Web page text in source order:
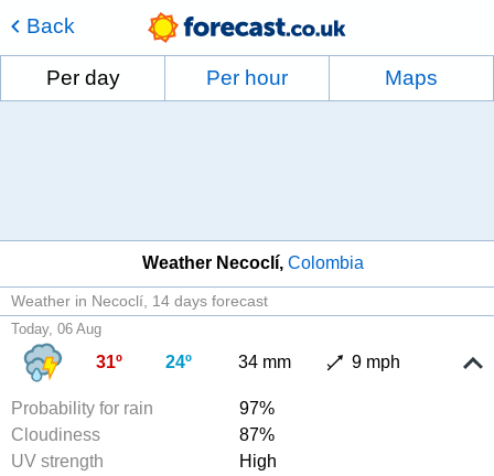
Back
Per day Per hour Maps
Weather Necoclí Colombia
Weather in Necoclí 14 days forecast
Today, 06 Aug
31º 24º 34 mm 9 mph
Probability for rain
97%
Cloudiness
87%
UV strength
High